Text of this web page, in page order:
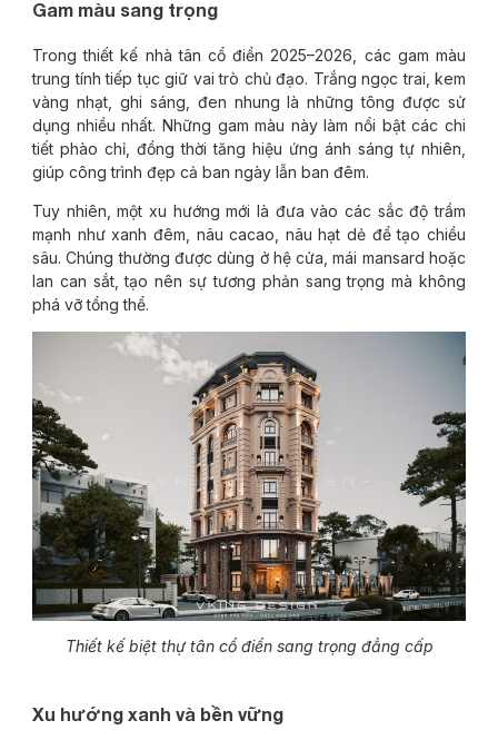
Gam màu sang trọng
Trong thiết kế nhà tân cổ điển 2025–2026, các gam màu
trung tính tiếp tục giữ vai trò chủ đạo. Trắng ngọc trai, kem
vàng nhạt, ghi sáng, đen nhung là những tông được sử
dụng nhiều nhất. Những gam màu này làm nổi bật các chi
tiết phào chỉ, đồng thời tăng hiệu ứng ánh sáng tự nhiên,
giúp công trình đẹp cả ban ngày lẫn ban đêm.
Tuy nhiên, một xu hướng mới là đưa vào các sắc độ trầm
mạnh như xanh đêm, nâu cacao, nâu hạt dẻ để tạo chiều
sâu. Chúng thường được dùng ở hệ cửa, mái mansard hoặc
lan can sắt, tạo nên sự tương phản sang trọng mà không
phá vỡ tổng thể.
Thiết kế biệt thự tân cổ điển sang trọng đẳng cấp
Xu hướng xanh và bền vững